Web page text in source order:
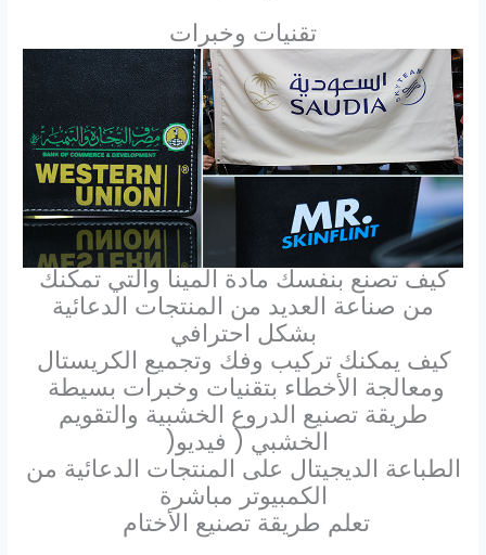
تقنيات وخبرات
كيف تصنع بنفسك مادة المينا والتي تمكنك
من صناعة العديد من المنتجات الدعائية
بشكل احترافي
كيف يمكنك تركيب وفك وتجميع الكريستال
ومعالجة الأخطاء بتقنيات وخبرات بسيطة
طريقة تصنيع الدروع الخشبية والتقويم
الخشبي ( فيديو)
الطباعة الديجيتال على المنتجات الدعائية من
الكمبيوتر مباشرة
تعلم طريقة تصنيع الأختام